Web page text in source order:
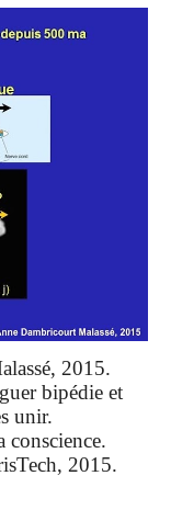
2015.
bipédie et
unir.
conscience.
2015.